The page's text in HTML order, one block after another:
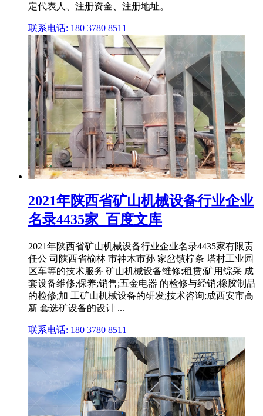
定代表人、注册资金、注册地址。
联系电话: 180 3780 8511
2021年陕西省矿山机械设备行业企业
名录4435家_百度文库
2021年陕西省矿山机械设备行业企业名录4435家有限责
任公 司陕西省榆林 市神木市孙 家岔镇柠条 塔村工业园
区车等的技术服务 矿山机械设备维修;租赁;矿用综采 成
套设备维修;保养;销售;五金电器 的检修与经销;橡胶制品
的检修;加 工矿山机械设备的研发;技术咨询;成西安市高
新 套选矿设备的设计 ...
联系电话: 180 3780 8511